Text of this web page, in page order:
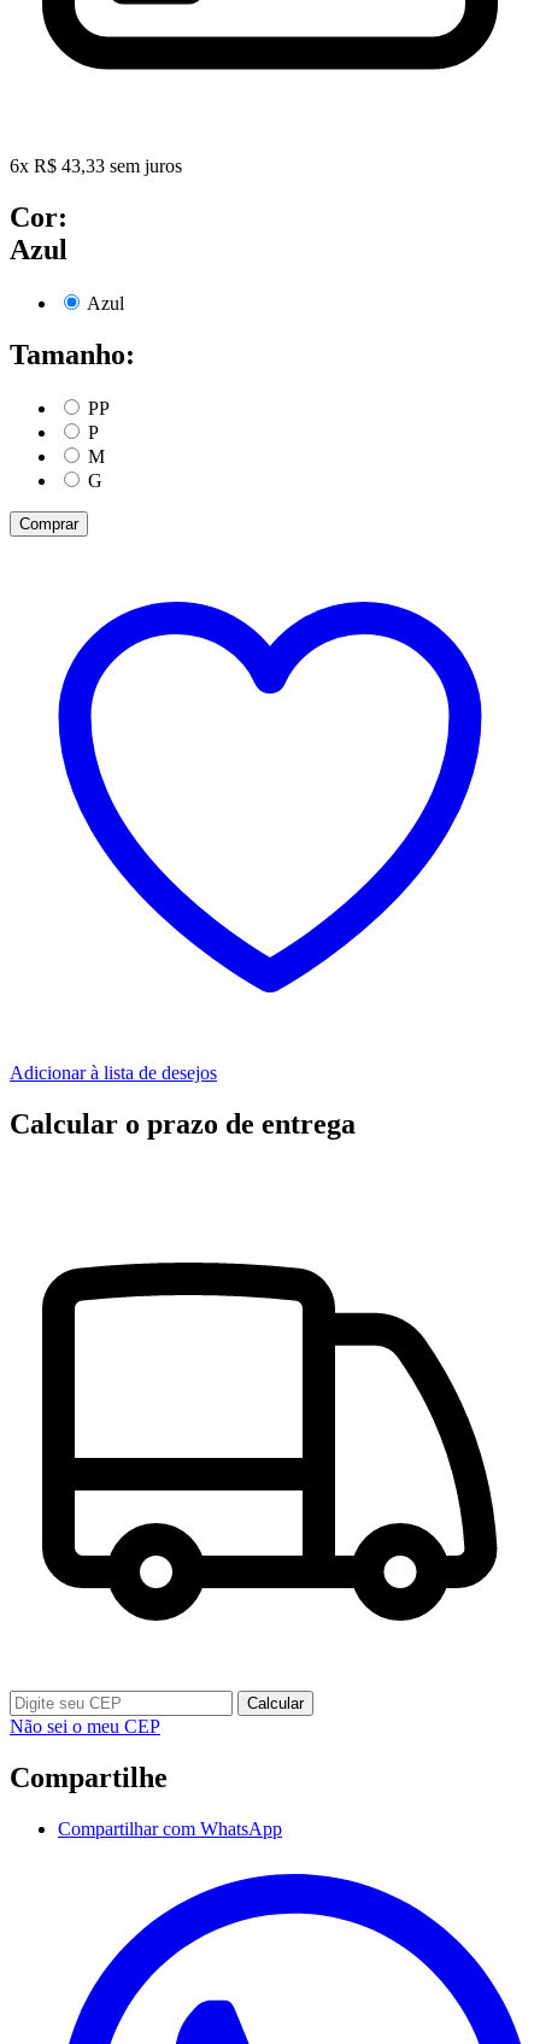
6x R$ 43,33 sem juros
Cor:
Azul
Azul
Tamanho:
PP
P
M
G
Comprar
Adicionar à lista de desejos
Calcular o prazo de entrega
Calcular
Não sei o meu CEP
Compartilhe
Compartilhar com WhatsApp